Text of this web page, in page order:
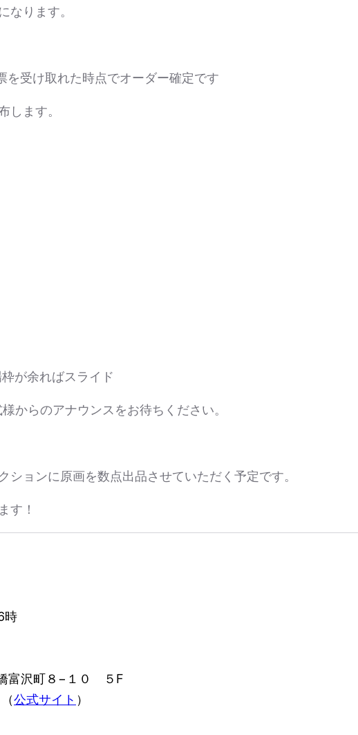
なります。
を受け取れた時点でオーダー確定です
します。
が余ればスライド
からのアナウンスをお待ちください。
ョンに原画を数点出品させていただく予定です。
す！
時
富沢町８−１０ ５F
公式サイト ）